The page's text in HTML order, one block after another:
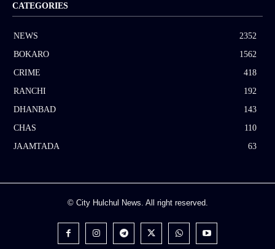
CATEGORIES
NEWS
2352
BOKARO
1562
CRIME
418
RANCHI
192
DHANBAD
143
CHAS
110
JAAMTADA
63
© City Hulchul News. All right reserved.